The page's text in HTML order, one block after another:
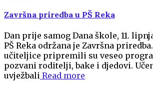
Završna priredba u PŠ Reka
Dan prije samog Dana škole, 11.
PŠ Reka održana je Završna
učiteljice pripremili su veseo
pozvani roditelji, bake i djedovi.
uvježbali Read more